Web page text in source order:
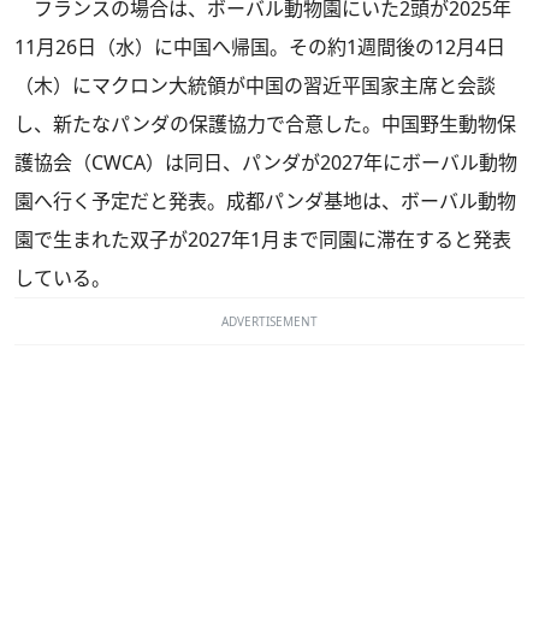
フランスの場合は、ボーバル動物園にいた2頭が2025年
11月26日（水）に中国へ帰国。その約1週間後の12月4日
（木）にマクロン大統領が中国の習近平国家主席と会談
し、新たなパンダの保護協力で合意した。中国野生動物保
護協会（CWCA）は同日、パンダが2027年にボーバル動物
園へ行く予定だと発表。成都パンダ基地は、ボーバル動物
園で生まれた双子が2027年1月まで同園に滞在すると発表
している。
ADVERTISEMENT